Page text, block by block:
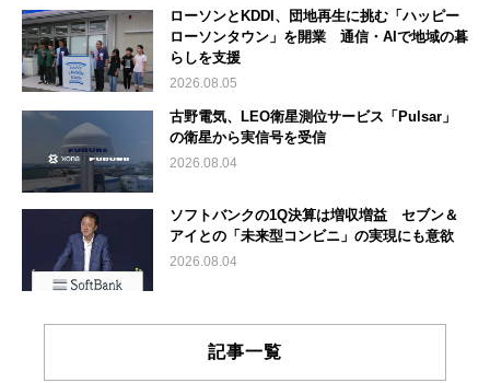
ローソンとKDDI、団地再生に挑む「ハッピー
ローソンタウン」を開業 通信・AIで地域の暮
らしを支援
2026.08.05
古野電気、LEO衛星測位サービス「Pulsar」
の衛星から実信号を受信
2026.08.04
ソフトバンクの1Q決算は増収増益 セブン＆
アイとの「未来型コンビニ」の実現にも意欲
2026.08.04
記事一覧